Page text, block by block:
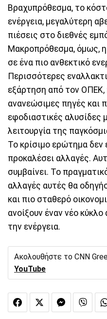
Βραχυπρόθεσμα, το
ενέργεια, μεγαλύτερη
πιέσεις στο διεθνές
Μακροπρόθεσμα, όμως, η
σε ένα πιο ανθεκτικό
Περισσότερες
εξάρτηση από τον
ανανεώσιμες πηγές και
εφοδιαστικές αλυσίδες
λειτουργία της
Το κρίσιμο ερώτημα δεν
προκαλέσει αλλαγές.
συμβαίνει. Το
αλλαγές αυτές θα
και πιο σταθερό
ανοίξουν έναν νέο
την ενέργεια.
Ακολουθήστε το CNN
YouTube